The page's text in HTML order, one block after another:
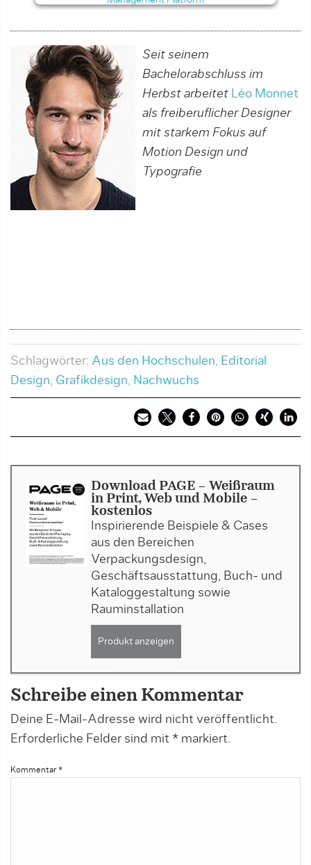
Seit seinem
Bachelorabschluss im
Herbst arbeitet Léo Monnet
als freiberuflicher Designer
mit starkem Fokus auf
Motion Design und
Typografie
Schlagwörter: Aus den Hochschulen, Editorial
Design, Grafikdesign, Nachwuchs
Download PAGE - Weißraum
in Print, Web und Mobile -
kostenlos
Inspirierende Beispiele & Cases
aus den Bereichen
Verpackungsdesign,
Geschäftsausstattung, Buch- und
Kataloggestaltung sowie
Rauminstallation
Produkt anzeigen
Schreibe einen Kommentar
Deine E-Mail-Adresse wird nicht veröffentlicht.
Erforderliche Felder sind mit * markiert.
Kommentar *